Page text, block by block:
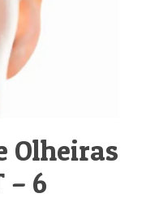
Olheiras
– 6